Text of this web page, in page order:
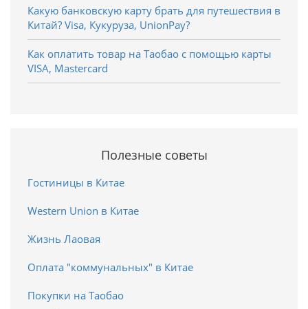
Какую банковскую карту брать для путешествия в
Китай? Visa, Кукуруза, UnionPay?
Как оплатить товар на Таобао с помощью карты
VISA, Mastercard
Полезные советы
Гостиницы в Китае
Western Union в Китае
Жизнь Лаовая
Оплата "коммунальных" в Китае
Покупки на Таобао